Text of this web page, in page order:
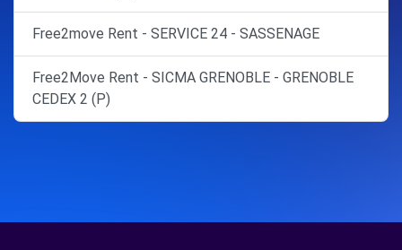
Free2move Rent - SERVICE 24 - SASSENAGE
Free2Move Rent - SICMA GRENOBLE - GRENOBLE
CEDEX 2 (P)